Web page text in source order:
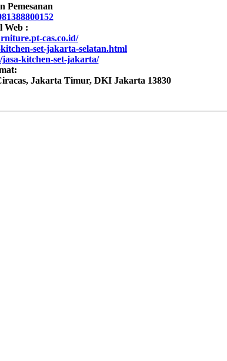
Pemesanan
Web :
cas.co.id/
set-jakarta-selatan.html
kitchen-set-jakarta/
Jakarta Timur, DKI Jakarta 13830